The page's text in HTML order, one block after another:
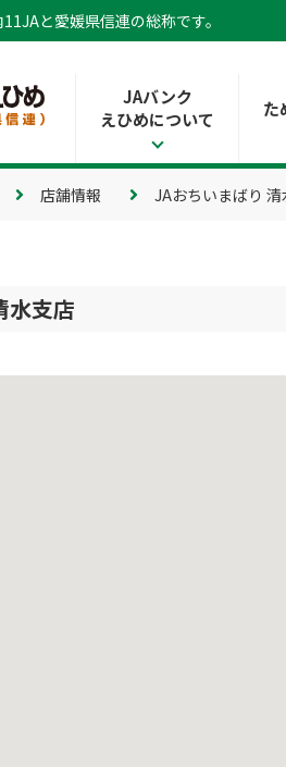
と愛媛県信連の総称です。
JAバンク
えひめについて
た
店舗情報 JAおちいまばり
水支店